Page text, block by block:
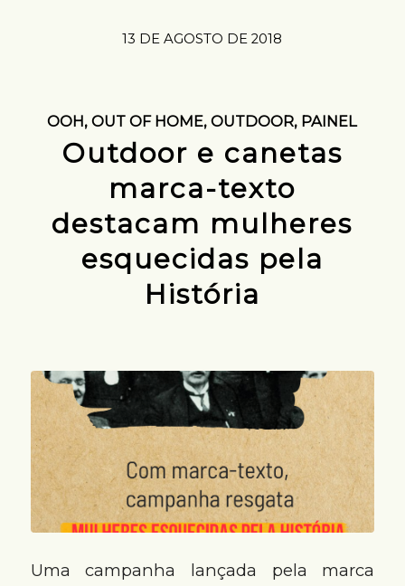
13 DE AGOSTO DE 2018
OOH,OUT OF HOME,OUTDOOR, PAINEL
Outdoor e canetas
marca-texto
destacam mulheres
esquecidas pela
História
Uma campanha lançada pela marca